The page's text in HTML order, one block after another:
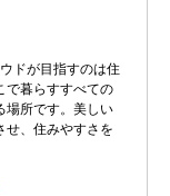
ドが目指すのは住
で暮らすすべての
場所です。美しい
せ、住みやすさを